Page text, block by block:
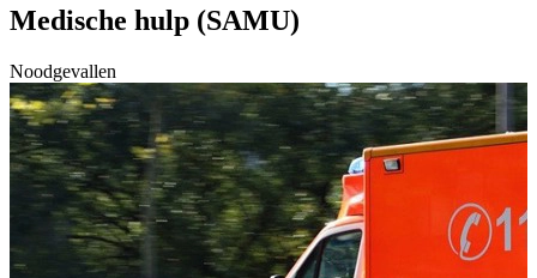
Medische hulp (SAMU)
Noodgevallen